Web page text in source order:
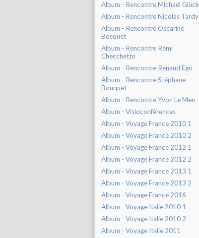
Album - Rencontre Michaël Glück
Album - Rencontre Nicolas Tardy
Album - Rencontre Oscarine
Bosquet
Album - Rencontre Rémi
Checchetto
Album - Rencontre Renaud Ego
Album - Rencontre Stéphane
Bouquet
Album - Rencontre Yvon Le Men
Album - Visioconfèrences
Album - Voyage France 2010 1
Album - Voyage France 2010 2
Album - Voyage France 2012 1
Album - Voyage France 2012 2
Album - Voyage France 2013 1
Album - Voyage France 2013 2
Album - Voyage France 2016
Album - Voyage Italie 2010 1
Album - Voyage Italie 2010 2
Album - Voyage Italie 2011